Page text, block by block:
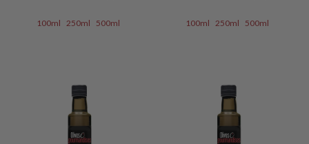
100ml 250ml 500ml 100ml 250ml 500ml